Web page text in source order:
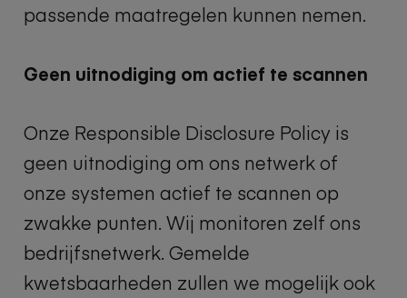
passende maatregelen kunnen nemen.
Geen uitnodiging om actief te scannen
Onze Responsible Disclosure Policy is
geen uitnodiging om ons netwerk of
onze systemen actief te scannen op
zwakke punten. Wij monitoren zelf ons
bedrijfsnetwerk. Gemelde
kwetsbaarheden zullen we mogelijk ook